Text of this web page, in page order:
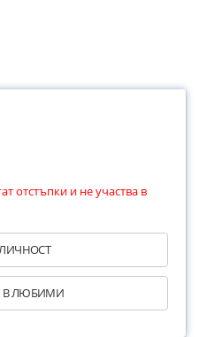
отстъпки и не участва в
В ЛЮБИМИ